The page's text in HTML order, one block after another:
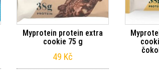
Myprotein protein extra
cookie 75 g
49 Kč